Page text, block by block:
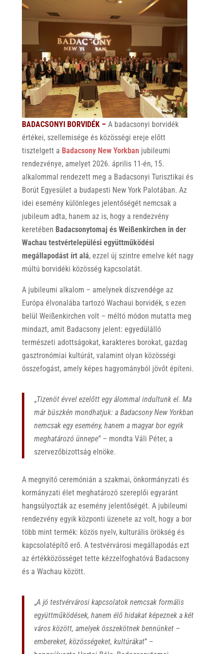
BADACSONYI BORVIDÉK – A badacsonyi borvidék
értékei, szellemisége és közösségi ereje előtt
tisztelgett a Badacsony New Yorkban jubileumi
rendezvénye, amelyet 2026. április 11-én, 15.
alkalommal rendezett meg a Badacsonyi Turisztikai és
Borút Egyesület a budapesti New York Palotában. Az
idei esemény különleges jelentőségét nemcsak a
jubileum adta, hanem az is, hogy a rendezvény
keretében Badacsonytomaj és Weißenkirchen in der
Wachau testvértelepülési együttműködési
megállapodást írt alá, ezzel új szintre emelve két nagy
múltú borvidéki közösség kapcsolatát.
A jubileumi alkalom – amelynek díszvendége az
Európa élvonalába tartozó Wachaui borvidék, s ezen
belül Weißenkirchen volt – méltó módon mutatta meg
mindazt, amit Badacsony jelent: egyedülálló
természeti adottságokat, karakteres borokat, gazdag
gasztronómiai kultúrát, valamint olyan közösségi
összefogást, amely képes hagyományból jövőt építeni.
„Tizenöt évvel ezelőtt egy álommal indultunk el. Ma
már büszkén mondhatjuk: a Badacsony New Yorkban
nemcsak egy esemény, hanem a magyar bor egyik
meghatározó ünnepe” – mondta Váli Péter, a
szervezőbizottság elnöke.
A megnyitó ceremónián a szakmai, önkormányzati és
kormányzati élet meghatározó szereplői egyaránt
hangsúlyozták az esemény jelentőségét. A jubileumi
rendezvény egyik központi üzenete az volt, hogy a bor
több mint termék: közös nyelv, kulturális örökség és
kapcsolatépítő erő. A testvérvárosi megállapodás ezt
az értékközösséget tette kézzelfoghatóvá Badacsony
és a Wachau között.
„A jó testvérvárosi kapcsolatok nemcsak formális
együttműködések, hanem élő hidakat képeznek a két
város között, amelyek összekötnek bennünket –
embereket, közösségeket, kultúrákat” –